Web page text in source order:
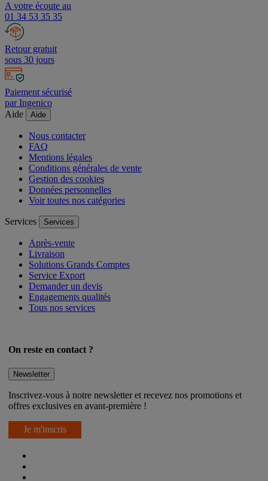
A votre écoute au
01 34 53 35 35
Retour gratuit
sous 30 jours
Paiement sécurisé
par Ingenico
Aide
Aide
Nous contacter
FAQ
Mentions légales
Conditions générales de vente
Gestion des cookies
Données personnelles
Voir toutes nos catégories
Services Services
Après-vente
Livraison
Solutions Grands Comptes
Service Export
Demander un devis
Engagements qualités
Tous nos services
On reste en contact ?
Newsletter
Inscrivez-vous à notre newsletter et recevez nos promotions et
offres exclusives en avant-première !
Je m'inscris